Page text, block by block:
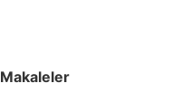
Makaleler